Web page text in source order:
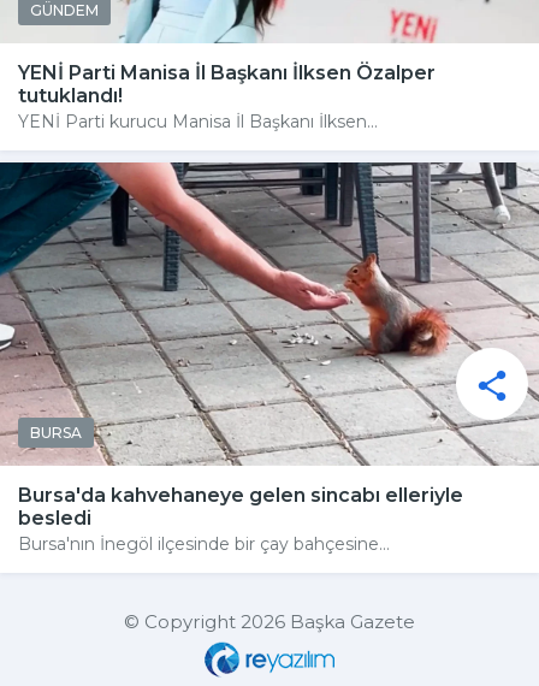
GÜNDEM
YENİ Parti Manisa İl Başkanı İlksen Özalper
tutuklandı!
YENİ Parti kurucu Manisa İl Başkanı İlksen...
BURSA
Bursa'da kahvehaneye gelen sincabı elleriyle
besledi
Bursa'nın İnegöl ilçesinde bir çay bahçesine...
© Copyright 2026 Başka Gazete